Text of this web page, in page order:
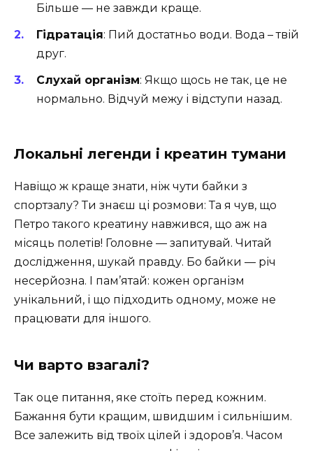
Більше — не завжди краще.
Гідратація: Пий достатньо води. Вода – твій
друг.
Слухай організм: Якщо щось не так, це не
нормально. Відчуй межу і відступи назад.
Локальні легенди і креатин тумани
Навіщо ж краще знати, ніж чути байки з
спортзалу? Ти знаєш ці розмови: Та я чув, що
Петро такого креатину навжився, що аж на
місяць полетів! Головне — запитувай. Читай
дослідження, шукай правду. Бо байки — річ
несерйозна. І пам’ятай: кожен організм
унікальний, і що підходить одному, може не
працювати для іншого.
Чи варто взагалі?
Так оце питання, яке стоїть перед кожним.
Бажання бути кращим, швидшим і сильнішим.
Все залежить від твоїх цілей і здоров’я. Часом